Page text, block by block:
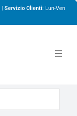
| Servizio Clienti: Lun-Ven